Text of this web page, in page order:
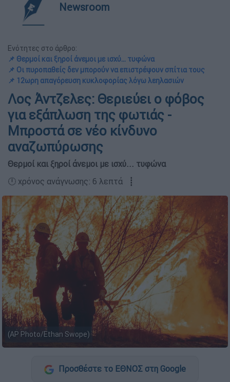
Newsroom
Ενότητες στο άρθρο:
📌 Θερμοί και ξηροί άνεμοι με ισχύ... τυφώνα
📌 Οι πυροπαθείς δεν μπορούν να επιστρέψουν σπίτια τους
📌 12ωρη απαγόρευση κυκλοφορίας λόγω λεηλασιών
Λος Άντζελες: Θεριεύει ο φόβος
για εξάπλωση της φωτιάς -
Μπροστά σε νέο κίνδυνο
αναζωπύρωσης
Θερμοί και ξηροί άνεμοι με ισχύ... τυφώνα
🕛 χρόνος ανάγνωσης: 6 λεπτά ┋
(AP Photo/Ethan Swope)
Προσθέστε το ΕΘΝΟΣ στη Google